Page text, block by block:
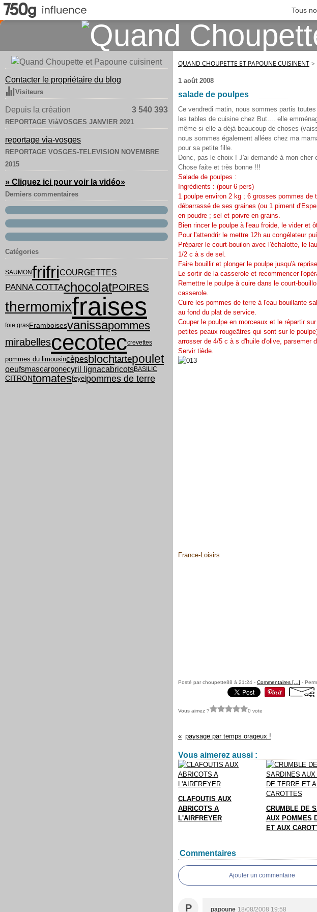
Tous
Contacter le propriétaire du blog
Visiteurs
Depuis la création 3 540 393
REPORTAGE ViàVOSGES JANVIER 2021
reportage via-vosges
REPORTAGE VOSGES-TELEVISION NOVEMBRE
2015
» Cliquez ici pour voir la vidéo»
Derniers commentaires
Catégories
SAUMONfrifriCOURGETTES
PANNA COTTAchocolatPOIRES
thermomixfraises
foie grasFramboisesvanissapommes
mirabellescecoteccrevettes
pommes du limousincèpesblochtartepoulet
oeufsmascarponecyril lignacabricotsBASILIC
CITRONtomatesfeyelpommes de terre
QUAND CHOUPETTE ET PAPOUNE CUISINENT >
1 août 2008
salade de poulpes
Ce vendredi matin, nous sommes partis
les tables de cuisine chez But.... elle
même si elle a déjà beaucoup de choses
nous sommes également allées chez ma
pour sa petite fille.
Donc, pas le choix ! J'ai demandé à mon
Chose faite et très bonne !!!
Salade de poulpes :
Ingrédients : (pour 6 pers)
1 poulpe environ 2 kg ; 6 grosses pommes
débarrassé de ses graines (ou 1 piment
en poudre ; sel et poivre en grains.
Bien rincer le poulpe à l'eau froide, le vider et
Pour l'attendrir le mettre 12h au congélateur
Préparer le court-bouilon avec l'échalotte, le
1/2 c à s de sel.
Faire bouillir et plonger le poulpe jusqu'à
Le sortir de la casserole et recommencer
Remettre le poulpe à cuire dans le court-
casserole.
Cuire les pommes de terre à l'eau bouillante
au fond du plat de service.
Couper le poulpe en morceaux et le répartir
petites peaux rougeâtres qui sont sur le
arrosser de 4/5 c à s d'huile d'olive, parsemer
Servir tiède.
France-Loisirs
Posté par choupette88 à 21:24 - Commentaires [ ] -
Vous aimez ? 0 vote
paysage par temps orageux !
Vous aimerez aussi :
CLAFOUTIS AUX
ABRICOTS A
L'AIRFREYER
CRUMBLE DE
AUX POMMES
ET AUX
Commentaires
Ajouter un commentaire
P papoune 18/08/2008 19:58